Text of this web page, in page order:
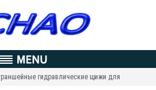
гидравлические щижи для